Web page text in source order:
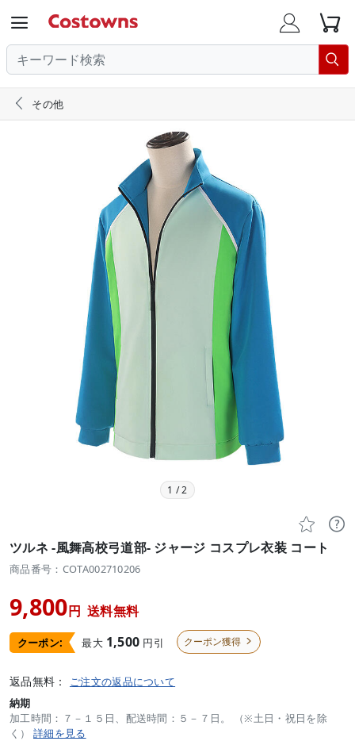
  

 その他
1 /2
 
ツルネ -風舞高校弓道部- ジャージ コスプレ衣装 コート
商品番号：COTA002710206
9,800円 送料無料
クーポン: 最大 1,500 円引 クーポン獲得 
返品無料： ご注文の返品について
納期
加工時間：７－１５日、配送時間：５－７日。 （※土日・祝日を除
く） 詳細を見る